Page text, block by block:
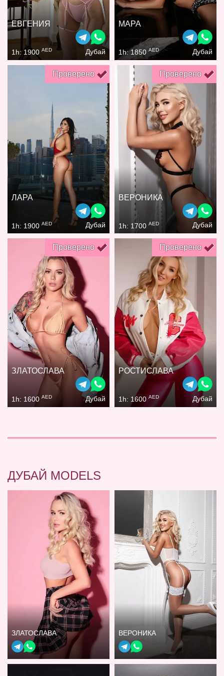
ЕВГЕНИЯ
1h: 1900 AED Дубай
МАРА
1h: 1850 AED Дубай
Проверено
ЛАРА
1h: 1900 AED Дубай
Проверено
ВЕРОНИКА
1h: 1700 AED Дубай
Проверено
ЗЛАТОСЛАВА
1h: 1600 AED Дубай
Проверено
РОСТИСЛАВА
1h: 1600 AED Дубай
ДУБАЙ MODELS
ЗЛАТОСЛАВА ВЕРОНИКА